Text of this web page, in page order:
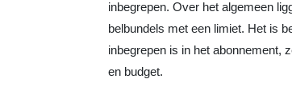
inbegrepen. Over het algemeen
belbundels met een limiet. Het is
inbegrepen is in het abonnement,
en budget.